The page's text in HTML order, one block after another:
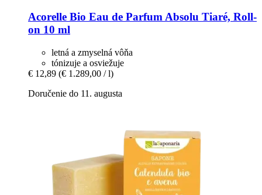
Acorelle Bio Eau de Parfum Absolu Tiaré, Roll-​
on 10 ml
letná a zmyselná vôňa
tónizuje a osviežuje
€ 12,89 (€ 1.289,00 / l)
Doručenie do 11. augusta